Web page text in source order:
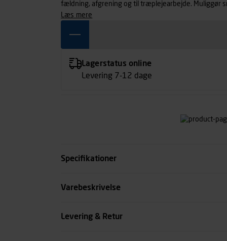
fældning, afgrening og til træplejearbejde. Muliggør
slanke kontur. Store indstikseffekt med reduceret
læs mere
Lagerstatus online
Levering 7-12 dage
Specifikationer
Længde mm
Varebeskrivelse
Levering & Retur